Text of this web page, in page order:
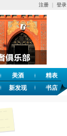
注册 登录
美酒
精表
新发现 书店